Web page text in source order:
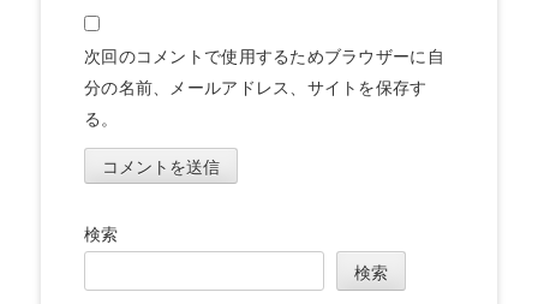
次回のコメントで使用するためブラウザーに自
分の名前、メールアドレス、サイトを保存す
る。
検索
検索